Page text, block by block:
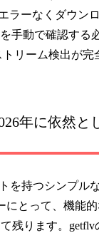
ラーなくダウン
手動で確認する
リーム検出が完
年に依然と
を持つシンプル
にとって、機能
残ります。getflv